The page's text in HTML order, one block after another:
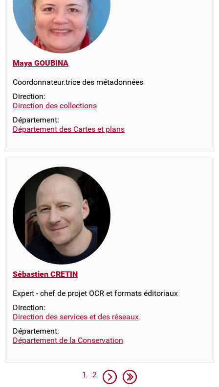
Maya GOUBINA
Coordonnateur.trice des métadonnées
Direction:
Direction des collections
Département:
Département des Cartes et plans
Sébastien CRETIN
Expert - chef de projet OCR et formats éditoriaux
Direction:
Direction des services et des réseaux
Département:
Département de la Conservation
Pagination
Page
1 Page
2 Page suivante
Dernière page